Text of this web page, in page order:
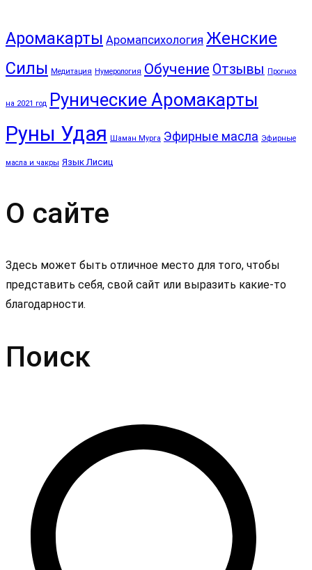
Аромакарты Аромапсихология Женские
Силы Медитация Нумерология Обучение Отзывы Прогноз
на 2021 год Рунические Аромакарты
Руны Удая Шаман Мурга Эфирные масла Эфирные
масла и чакры Язык Лисиц
О сайте
Здесь может быть отличное место для того, чтобы
представить себя, свой сайт или выразить какие-то
благодарности.
Поиск